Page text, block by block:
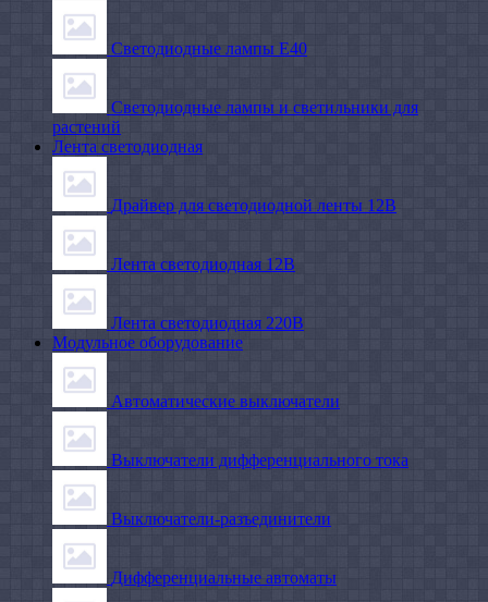
Светодиодные лампы Е40
Светодиодные лампы и светильники для
растений
Лента светодиодная
Драйвер для светодиодной ленты 12В
Лента светодиодная 12В
Лента светодиодная 220В
Модульное оборудование
Автоматические выключатели
Выключатели дифференциального тока
Выключатели-разъединители
Дифференциальные автоматы